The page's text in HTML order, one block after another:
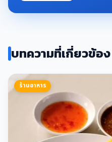
บทความที่เกี่ยวข้อง
ร้านอาหาร